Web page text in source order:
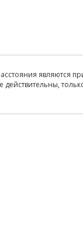
являются